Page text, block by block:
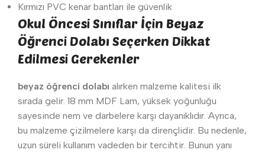
Kırmızı PVC kenar bantları ile güvenlik
Okul Öncesi Sınıflar İçin Beyaz
Öğrenci Dolabı Seçerken Dikkat
Edilmesi Gerekenler
beyaz öğrenci dolabı alırken malzeme kalitesi ilk
sırada gelir. 18 mm MDF Lam, yüksek yoğunluğu
sayesinde nem ve darbelere karşı dayanıklıdır. Ayrıca,
bu malzeme çizilmelere karşı da dirençlidir. Bu nedenle,
uzun süreli kullanım vadeden bir tercihtir. Bunun yanı